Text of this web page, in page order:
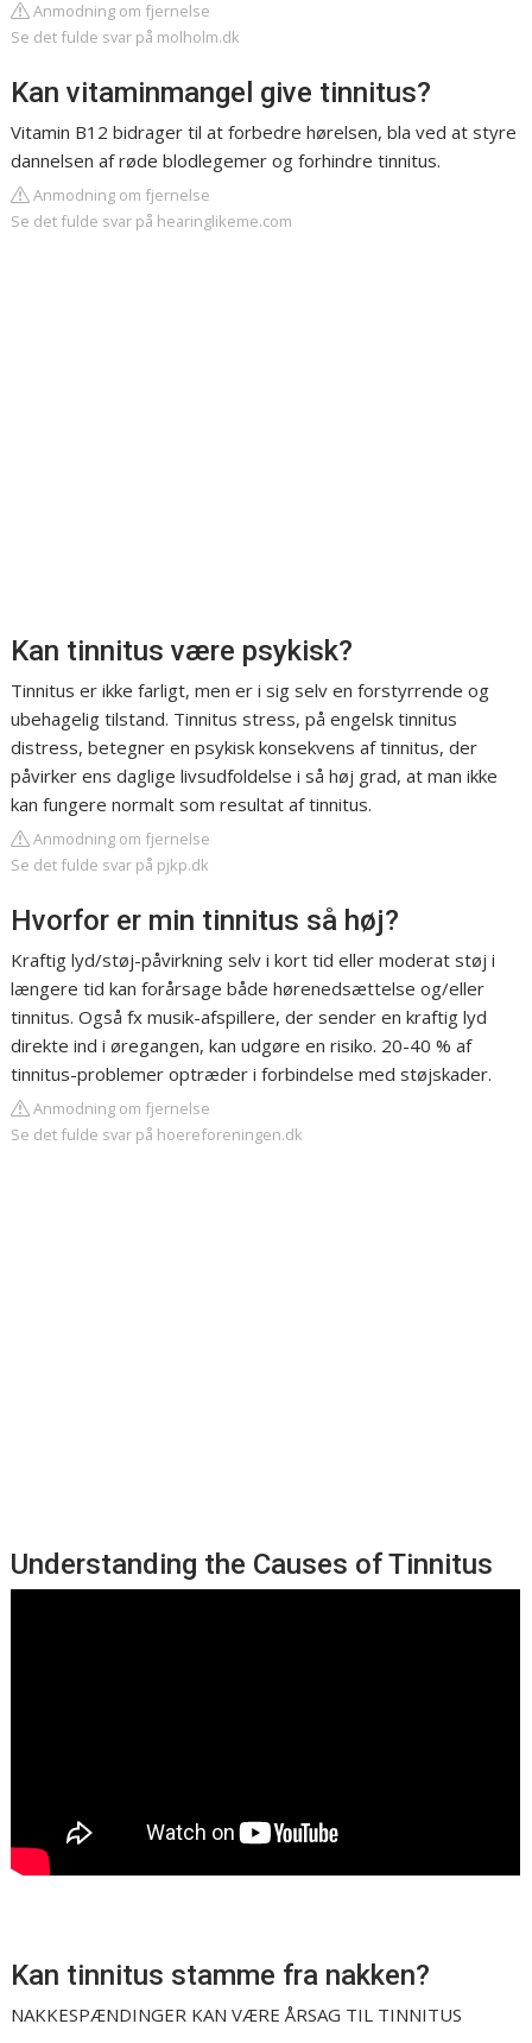
Anmodning om fjernelse
Se det fulde svar på molholm.dk
Kan vitaminmangel give tinnitus?
Vitamin B12 bidrager til at forbedre hørelsen, bla ved at styre
dannelsen af røde blodlegemer og forhindre tinnitus.
Anmodning om fjernelse
Se det fulde svar på hearinglikeme.com
Kan tinnitus være psykisk?
Tinnitus er ikke farligt, men er i sig selv en forstyrrende og
ubehagelig tilstand. Tinnitus stress, på engelsk tinnitus
distress, betegner en psykisk konsekvens af tinnitus, der
påvirker ens daglige livsudfoldelse i så høj grad, at man ikke
kan fungere normalt som resultat af tinnitus.
Anmodning om fjernelse
Se det fulde svar på pjkp.dk
Hvorfor er min tinnitus så høj?
Kraftig lyd/støj-påvirkning selv i kort tid eller moderat støj i
længere tid kan forårsage både hørenedsættelse og/eller
tinnitus. Også fx musik-afspillere, der sender en kraftig lyd
direkte ind i øregangen, kan udgøre en risiko. 20-40 % af
tinnitus-problemer optræder i forbindelse med støjskader.
Anmodning om fjernelse
Se det fulde svar på hoereforeningen.dk
Understanding the Causes of Tinnitus
Kan tinnitus stamme fra nakken?
NAKKESPÆNDINGER KAN VÆRE ÅRSAG TIL TINNITUS